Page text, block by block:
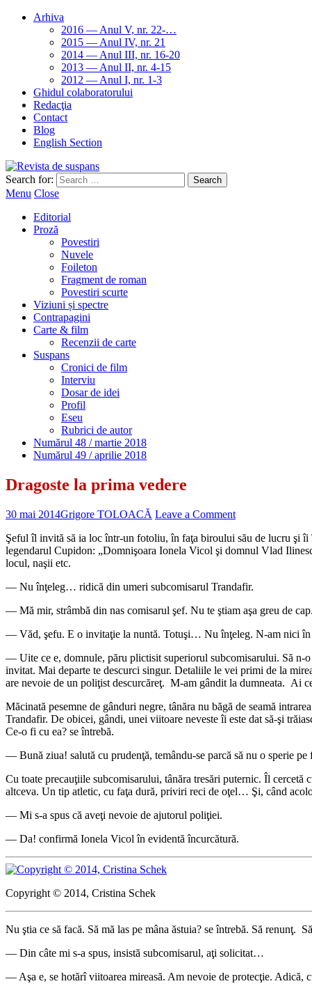
Arhiva
2016 — Anul V, nr. 22-…
2015 — Anul IV, nr. 21
2014 — Anul III, nr. 16-20
2013 — Anul II, nr. 4-15
2012 — Anul I, nr. 1-3
Ghidul colaboratorului
Redacţia
Contact
Blog
English Section
Search for:
Menu Close
Editorial
Proză
Povestiri
Nuvele
Foileton
Fragment de roman
Povestiri scurte
Viziuni și spectre
Contrapagini
Carte & film
Recenzii de carte
Suspans
Cronici de film
Interviu
Dosar de idei
Profil
Eseu
Rubrici de autor
Numărul 48 / martie 2018
Numărul 49 / aprilie 2018
Dragoste la prima vedere
30 mai 2014Grigore TOLOACĂ Leave a Comment
Şeful îl invită să ia loc într-un fotoliu, în faţa biroului său de lucru şi îi
legendarul Cupidon: „Domnişoara Ionela Vicol şi domnul Vlad
locul, naşii etc.
— Nu înţeleg… ridică din umeri subcomisarul Trandafir.
— Mă mir, strâmbă din nas comisarul şef. Nu te ştiam aşa greu de
— Văd, şefu. E o invitaţie la nuntă. Totuşi… Nu înţeleg. N-am nici în
— Uite ce e, domnule, păru plictisit superiorul subcomisarului. Să n-
invitat. Mai departe te descurci singur. Detaliile le vei primi de la
are nevoie de un poliţist descurcăreţ. M-am gândit la dumneata. Ai
Măcinată pesemne de gânduri negre, tânăra nu băgă de seamă
Trandafir. De obicei, gândi, unei viitoare neveste îi este dat să-şi
Ce-o fi cu ea? se întrebă.
— Bună ziua! salută cu prudenţă, temându-se parcă să nu o sperie pe
Cu toate precauţiile subcomisarului, tânăra tresări puternic. Îl cercetă
altceva. Un tip atletic, cu faţa dură, priviri reci de oţel… Şi, când
— Mi s-a spus că aveţi nevoie de ajutorul poliţiei.
— Da! confirmă Ionela Vicol în evidentă încurcătură.
Copyright © 2014, Cristina Schek
Nu ştia ce să facă. Să mă las pe mâna ăstuia? se întrebă. Să renunţ.
— Din câte mi s-a spus, insistă subcomisarul, aţi solicitat…
— Aşa e, se hotărî viitoarea mireasă. Am nevoie de protecţie. Adică,